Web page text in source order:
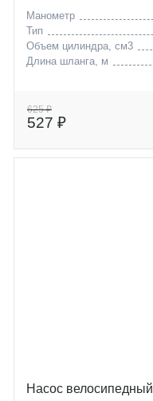
Манометр
Тип
Объем цилиндра, см3
Длина шланга, м
625 ₽
527 ₽
Насос велосипедный